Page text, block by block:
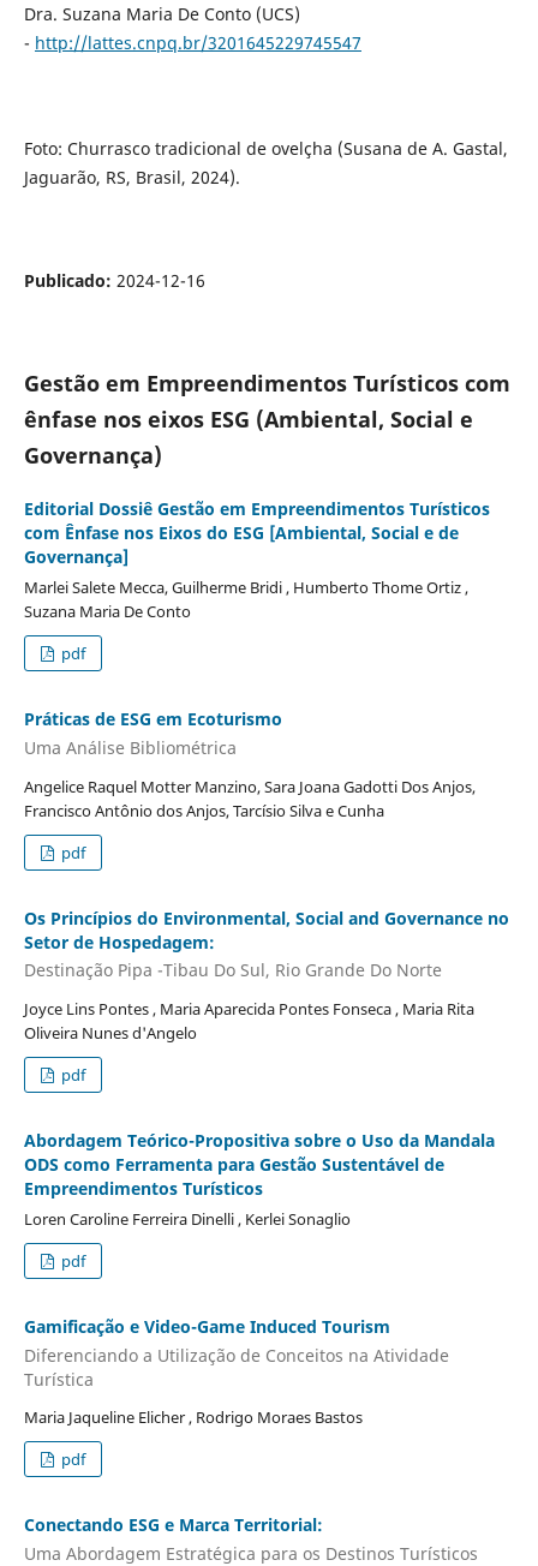
Dra. Suzana Maria De Conto (UCS)
- http://lattes.cnpq.br/3201645229745547
Foto: Churrasco tradicional de ovelçha (Susana de A. Gastal,
Jaguarão, RS, Brasil, 2024).
Publicado: 2024-12-16
Gestão em Empreendimentos Turísticos com
ênfase nos eixos ESG (Ambiental, Social e
Governança)
Editorial Dossiê Gestão em Empreendimentos Turísticos
com Ênfase nos Eixos do ESG [Ambiental, Social e de
Governança]
Marlei Salete Mecca, Guilherme Bridi , Humberto Thome Ortiz ,
Suzana Maria De Conto
pdf
Práticas de ESG em Ecoturismo
Uma Análise Bibliométrica
Angelice Raquel Motter Manzino, Sara Joana Gadotti Dos Anjos,
Francisco Antônio dos Anjos, Tarcísio Silva e Cunha
pdf
Os Princípios do Environmental, Social and Governance no
Setor de Hospedagem:
Destinação Pipa -Tibau Do Sul, Rio Grande Do Norte
Joyce Lins Pontes , Maria Aparecida Pontes Fonseca , Maria Rita
Oliveira Nunes d'Angelo
pdf
Abordagem Teórico-Propositiva sobre o Uso da Mandala
ODS como Ferramenta para Gestão Sustentável de
Empreendimentos Turísticos
Loren Caroline Ferreira Dinelli , Kerlei Sonaglio
pdf
Gamificação e Video-Game Induced Tourism
Diferenciando a Utilização de Conceitos na Atividade
Turística
Maria Jaqueline Elicher , Rodrigo Moraes Bastos
pdf
Conectando ESG e Marca Territorial:
Uma Abordagem Estratégica para os Destinos Turísticos